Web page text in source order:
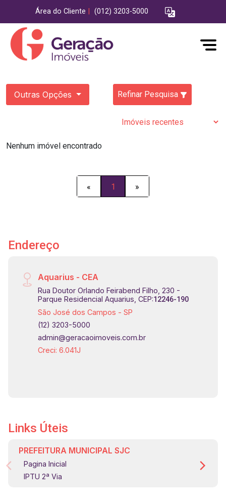
Área do Cliente (012) 3203-5000
Outras Opções Refinar Pesquisa
Nenhum imóvel encontrado
« 1 »
Endereço
Aquarius - CEA
Rua Doutor Orlando Feirabend Filho, 230 -
Parque Residencial Aquarius, CEP:12246-190
São José dos Campos - SP
(12) 3203-5000
admin@geracaoimoveis.com.br
Creci: 6.041J
Links Úteis
PREFEITURA MUNICIPAL SJC
Pagina Inicial
IPTU 2ª Via